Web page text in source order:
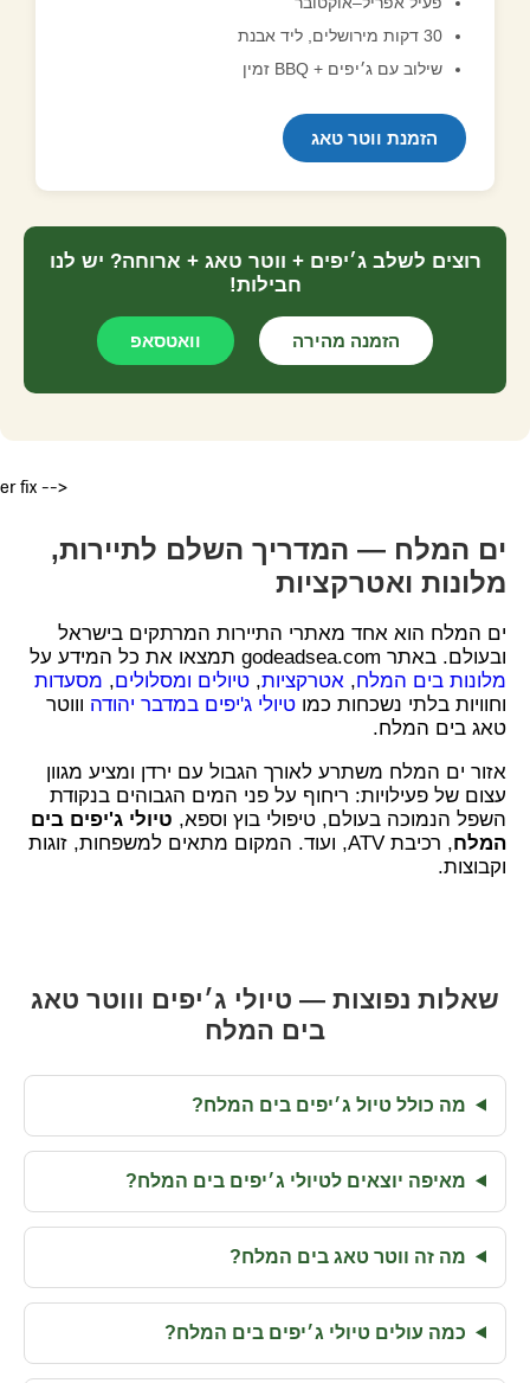
30 דקות מירושלים, ליד אבנת
שילוב עם ג׳יפים + BBQ זמין
הזמנת ווטר טאג
רוצים לשלב ג׳יפים + ווטר טאג + ארוחה? יש לנו
חבילות!
הזמנה מהירה וואטסאפ
er fix -->
ים המלח — המדריך השלם לתיירות,
מלונות ואטרקציות
ים המלח הוא אחד מאתרי התיירות המרתקים בישראל
ובעולם. באתר godeadsea.com תמצאו את כל המידע על
מלונות בים המלח, אטרקציות, טיולים ומסלולים, מסעדות
וחוויות בלתי נשכחות כמו טיולי ג'יפים במדבר יהודה וווטר
טאג בים המלח.
אזור ים המלח משתרע לאורך הגבול עם ירדן ומציע מגוון
עצום של פעילויות: ריחוף על פני המים הגבוהים בנקודת
השפל הנמוכה בעולם, טיפולי בוץ וספא, טיולי ג'יפים בים
המלח
, רכיבת ATV, ועוד. המקום מתאים למשפחות, זוגות
וקבוצות.
שאלות נפוצות — טיולי ג׳יפים וווטר טאג
בים המלח
מה כולל טיול ג׳יפים בים המלח?
מאיפה יוצאים לטיולי ג׳יפים בים המלח?
מה זה ווטר טאג בים המלח?
כמה עולים טיולי ג׳יפים בים המלח?